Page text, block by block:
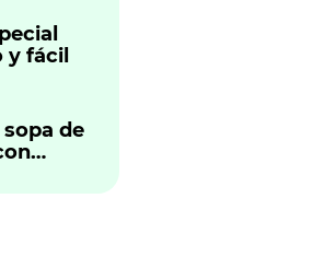
y fácil
de